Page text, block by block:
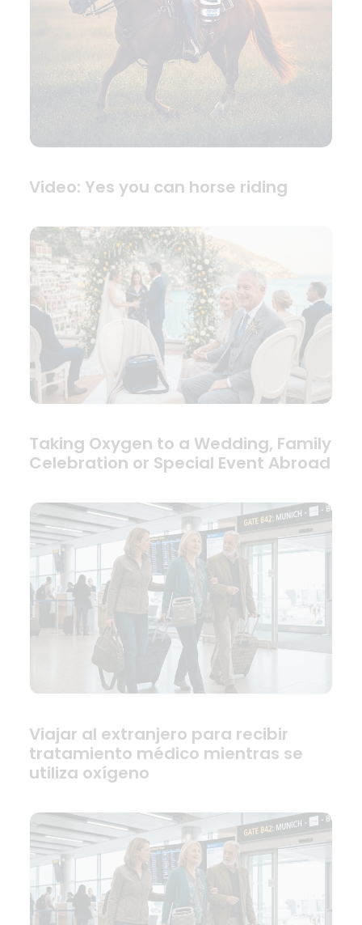
Video: Yes you can horse riding
Taking Oxygen to a Wedding, Family
Celebration or Special Event Abroad
Viajar al extranjero para recibir
tratamiento médico mientras se
utiliza oxígeno